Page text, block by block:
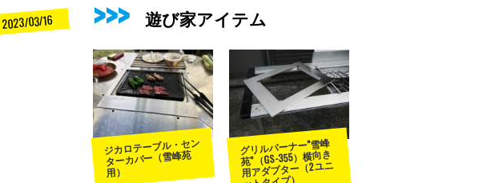
2023/03/16 遊び家アイテム
ジカロテーブル・セン
ターカバー（雪峰苑
用）
グリルバーナー”雪峰
苑”（GS-355）横向き
用アダプター（2ユニ